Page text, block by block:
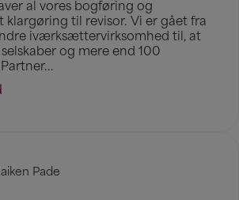
al vores bogføring og
klargøring til revisor. Vi er gået fra
iværksættervirksomhed til, at
og mere end 100